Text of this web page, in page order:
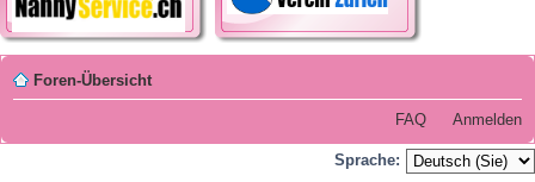
Foren-Übersicht
FAQ Anmelden
Sprache: